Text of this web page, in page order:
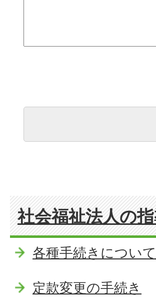
社会福祉法人の
各種手続きについて
定款変更の手続き